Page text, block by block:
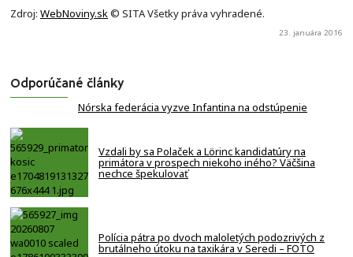
Zdroj: WebNoviny.sk© SITA Všetky práva vyhradené.
23. januára 2016
Odporúčané články
Nórska federácia vyzve Infantina na odstúpenie
Vzdali by sa Polaček a Lörinc kandidatúry na
primátora v prospech niekoho iného? Väčšina
nechce špekulovať
Polícia pátra po dvoch maloletých podozrivých z
brutálneho útoku na taxikára v Seredi – FOTO